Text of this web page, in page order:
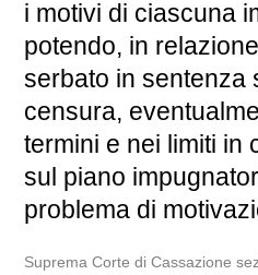
i motivi di ciascuna
potendo, in
serbato in sentenza
censura,
termini e nei limiti in
sul piano
problema di
Suprema Corte di Cassazione